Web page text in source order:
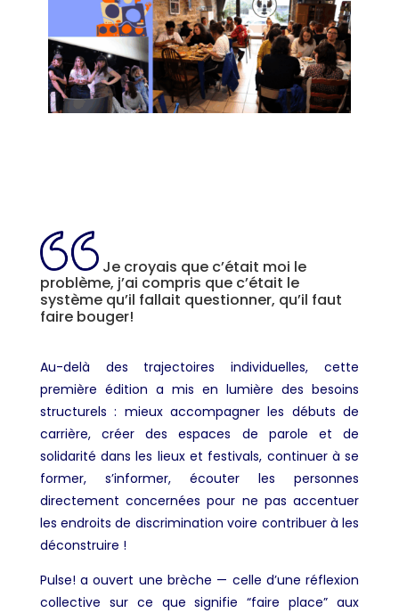
Je croyais que c’était moi le
problème, j’ai compris que c’était le
système qu’il fallait questionner, qu’il faut
faire bouger!
Au-delà des trajectoires individuelles, cette
première édition a mis en lumière des besoins
structurels : mieux accompagner les débuts de
carrière, créer des espaces de parole et de
solidarité dans les lieux et festivals, continuer à se
former, s’informer, écouter les personnes
directement concernées pour ne pas accentuer
les endroits de discrimination voire contribuer à les
déconstruire !
Pulse! a ouvert une brèche — celle d’une réflexion
collective sur ce que signifie “faire place” aux